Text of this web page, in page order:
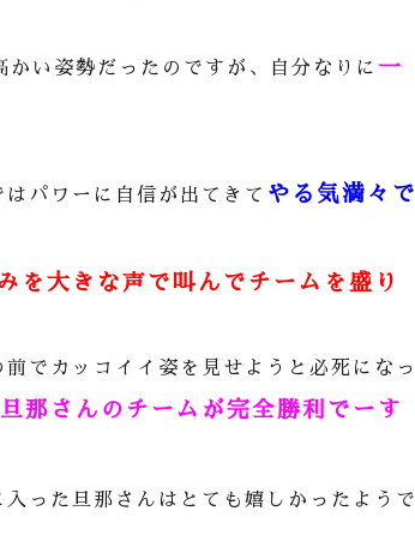
かい姿勢だったのですが、自分なりに 一
パワーに自信が出てきて やる気満々で
を大きな声で叫んでチームを盛り
でカッコイイ姿を見せようと必死になっ
那さんのチームが完全勝利でーす
入った旦那さんはとても嬉しかったようで